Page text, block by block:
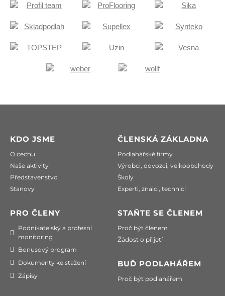
KDO JSME
O cechu
Naše aktivity
Představenstvo
Stanovy
PRO ČLENY
Podnikatelský a profesní
monitoring
Bonusový program
Dokumenty ke stažení
Zápisy
ČLENSKÁ ZÁKLADNA
Podlahářské firmy
Výrobci, dovozci, velkoobchody
Školy
Experti, znalci, technici
STAŇTE SE ČLENEM
Proč být členem
Žádost o přijetí
BUĎ PODLAHÁŘEM
Proč být podlahářem